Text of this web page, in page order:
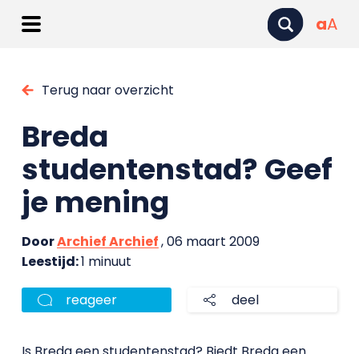
aA
Terug naar overzicht
Breda
studentenstad? Geef
je mening
DoorArchief Archief, 06 maart 2009
Leestijd:1 minuut
reageer deel